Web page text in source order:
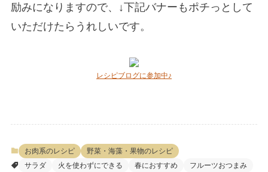
励みになりますので、↓下記バナーもポチっとして
いただけたらうれしいです。
レシピブログに参加中♪
お肉系のレシピ
野菜・海藻・果物のレシピ
サラダ
火を使わずにできる 春におすすめ
フルーツおつまみ